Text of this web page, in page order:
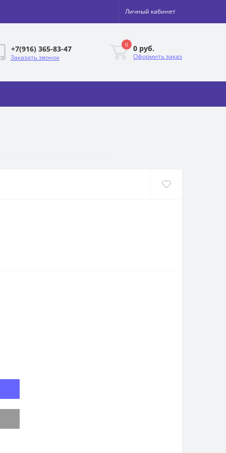
Личный кабинет
+7(916) 365-83-47
Заказать звонок
0 0 руб.
Оформить заказ